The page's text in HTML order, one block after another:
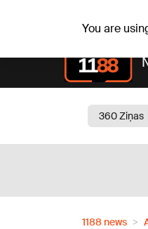
You are
360 Ziņas
1188 news